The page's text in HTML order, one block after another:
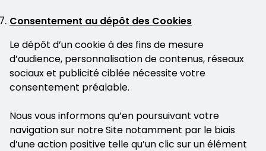
Consentement au dépôt des Cookies
Le dépôt d’un cookie à des fins de mesure
d’audience, personnalisation de contenus, réseaux
sociaux et publicité ciblée nécessite votre
consentement préalable.
Nous vous informons qu’en poursuivant votre
navigation sur notre Site notamment par le biais
d’une action positive telle qu’un clic sur un élément